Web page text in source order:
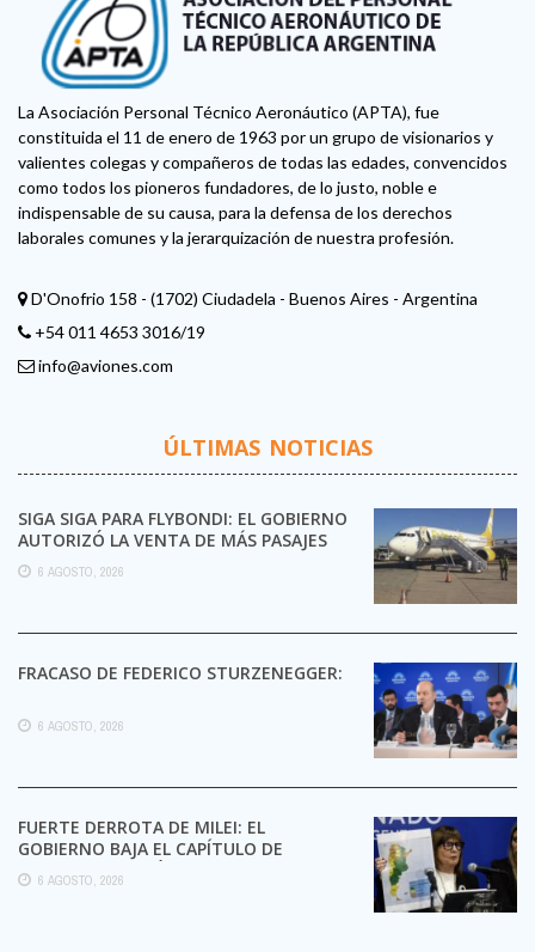
La Asociación Personal Técnico Aeronáutico (APTA), fue
constituida el 11 de enero de 1963 por un grupo de visionarios y
valientes colegas y compañeros de todas las edades, convencidos
como todos los pioneros fundadores, de lo justo, noble e
indispensable de su causa, para la defensa de los derechos
laborales comunes y la jerarquización de nuestra profesión.
D'Onofrio 158 - (1702) Ciudadela - Buenos Aires - Argentina
+54 011 4653 3016/19
info@aviones.com
ÚLTIMAS NOTICIAS
SIGA SIGA PARA FLYBONDI: EL GOBIERNO
AUTORIZÓ LA VENTA DE MÁS PASAJES
6 AGOSTO, 2026
FRACASO DE FEDERICO STURZENEGGER:
6 AGOSTO, 2026
FUERTE DERROTA DE MILEI: EL
GOBIERNO BAJA EL CAPÍTULO DE
EXTRANJERIZACIÓN DE TIERRAS
6 AGOSTO, 2026